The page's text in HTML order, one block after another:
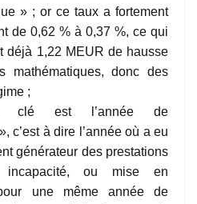
» ; or ce taux a fortement
de 0,62 % à 0,37 %, ce qui
déjà 1,22 MEUR de hausse
mathématiques, donc des
;
clé est l’année de
c’est à dire l’année où a eu
générateur des prestations
incapacité, ou mise en
une même année de